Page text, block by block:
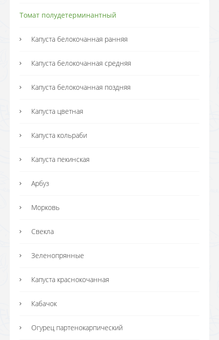
Томат полудетерминантный
Капуста белокочанная ранняя
Капуста белокочанная средняя
Капуста белокочанная поздняя
Капуста цветная
Капуста кольраби
Капуста пекинская
Арбуз
Морковь
Свекла
Зеленопрянные
Капуста краснокочанная
Кабачок
Огурец партенокарпический